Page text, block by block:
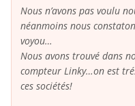
Nous n’avons pas voulu
néanmoins nous
voyou…
Nous avons trouvé dans
compteur Linky…on est
ces sociétés!